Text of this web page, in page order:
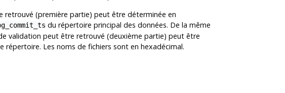
retrouvé (première partie) peut être déterminée en
du répertoire principal des données. De la même
validation peut être retrouvé (deuxième partie) peut être
Les noms de fichiers sont en hexadécimal.